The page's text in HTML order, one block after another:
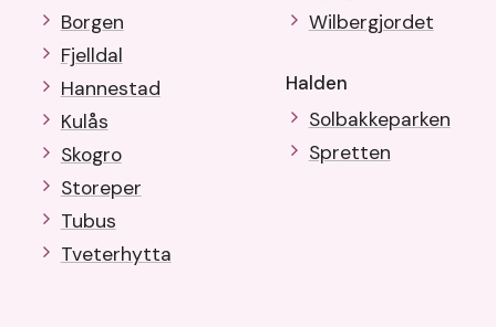
Borgen
Fjelldal
Hannestad
Kulås
Skogro
Storeper
Tubus
Tveterhytta
Wilbergjordet
Halden
Solbakkeparken
Spretten